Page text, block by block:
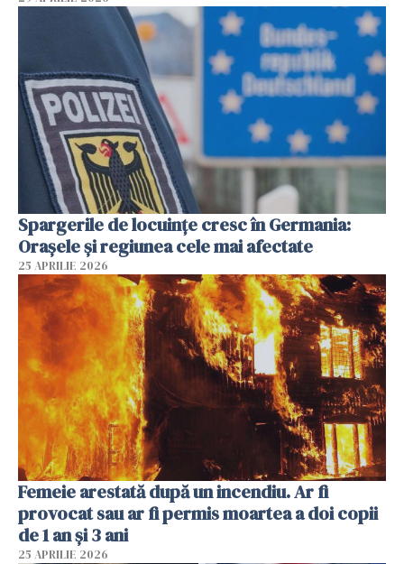
Spargerile de locuințe cresc în Germania:
Orașele și regiunea cele mai afectate
25 APRILIE 2026
Femeie arestată după un incendiu. Ar fi
provocat sau ar fi permis moartea a doi copii
de 1 an și 3 ani
25 APRILIE 2026